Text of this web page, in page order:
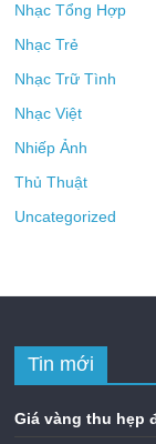
Nhạc Tổng Hợp
Nhạc Trẻ
Nhạc Trữ Tình
Nhạc Việt
Nhiếp Ảnh
Thủ Thuật
Uncategorized
Tin mới
Giá vàng thu hẹp